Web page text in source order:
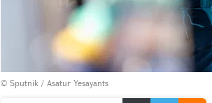
© Sputnik / Asatur Yesayants